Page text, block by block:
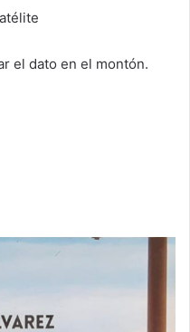
el dato en el montón.